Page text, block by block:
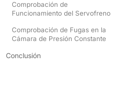
Comprobación de
Funcionamiento del Servofreno
Comprobación de Fugas en la
Cámara de Presión Constante
Conclusión